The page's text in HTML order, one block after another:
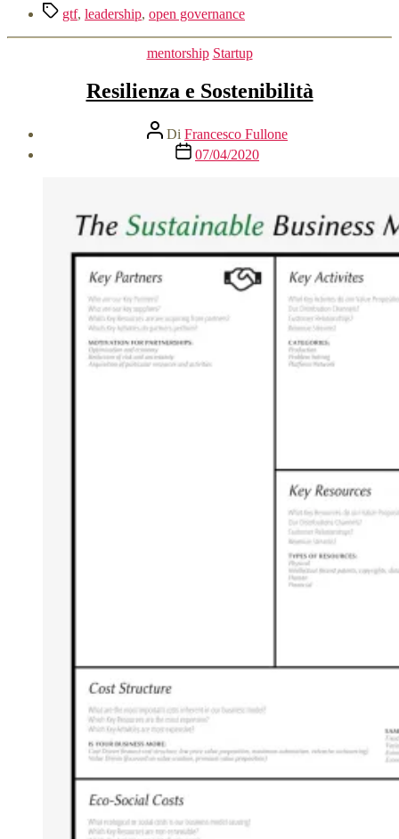
Autorevolezza”
Tag gtf, leadership, open governance
Categorie
mentorship Startup
Resilienza e Sostenibilità
Autore
articolo
Di Francesco Fullone
Data
dell'articolo
07/04/2020